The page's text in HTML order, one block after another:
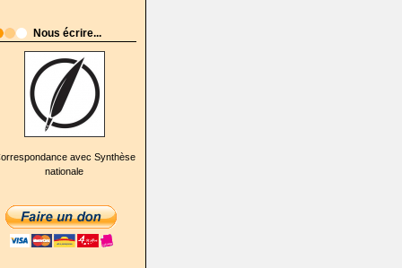
Nous écrire...
avec Synthèse
nationale